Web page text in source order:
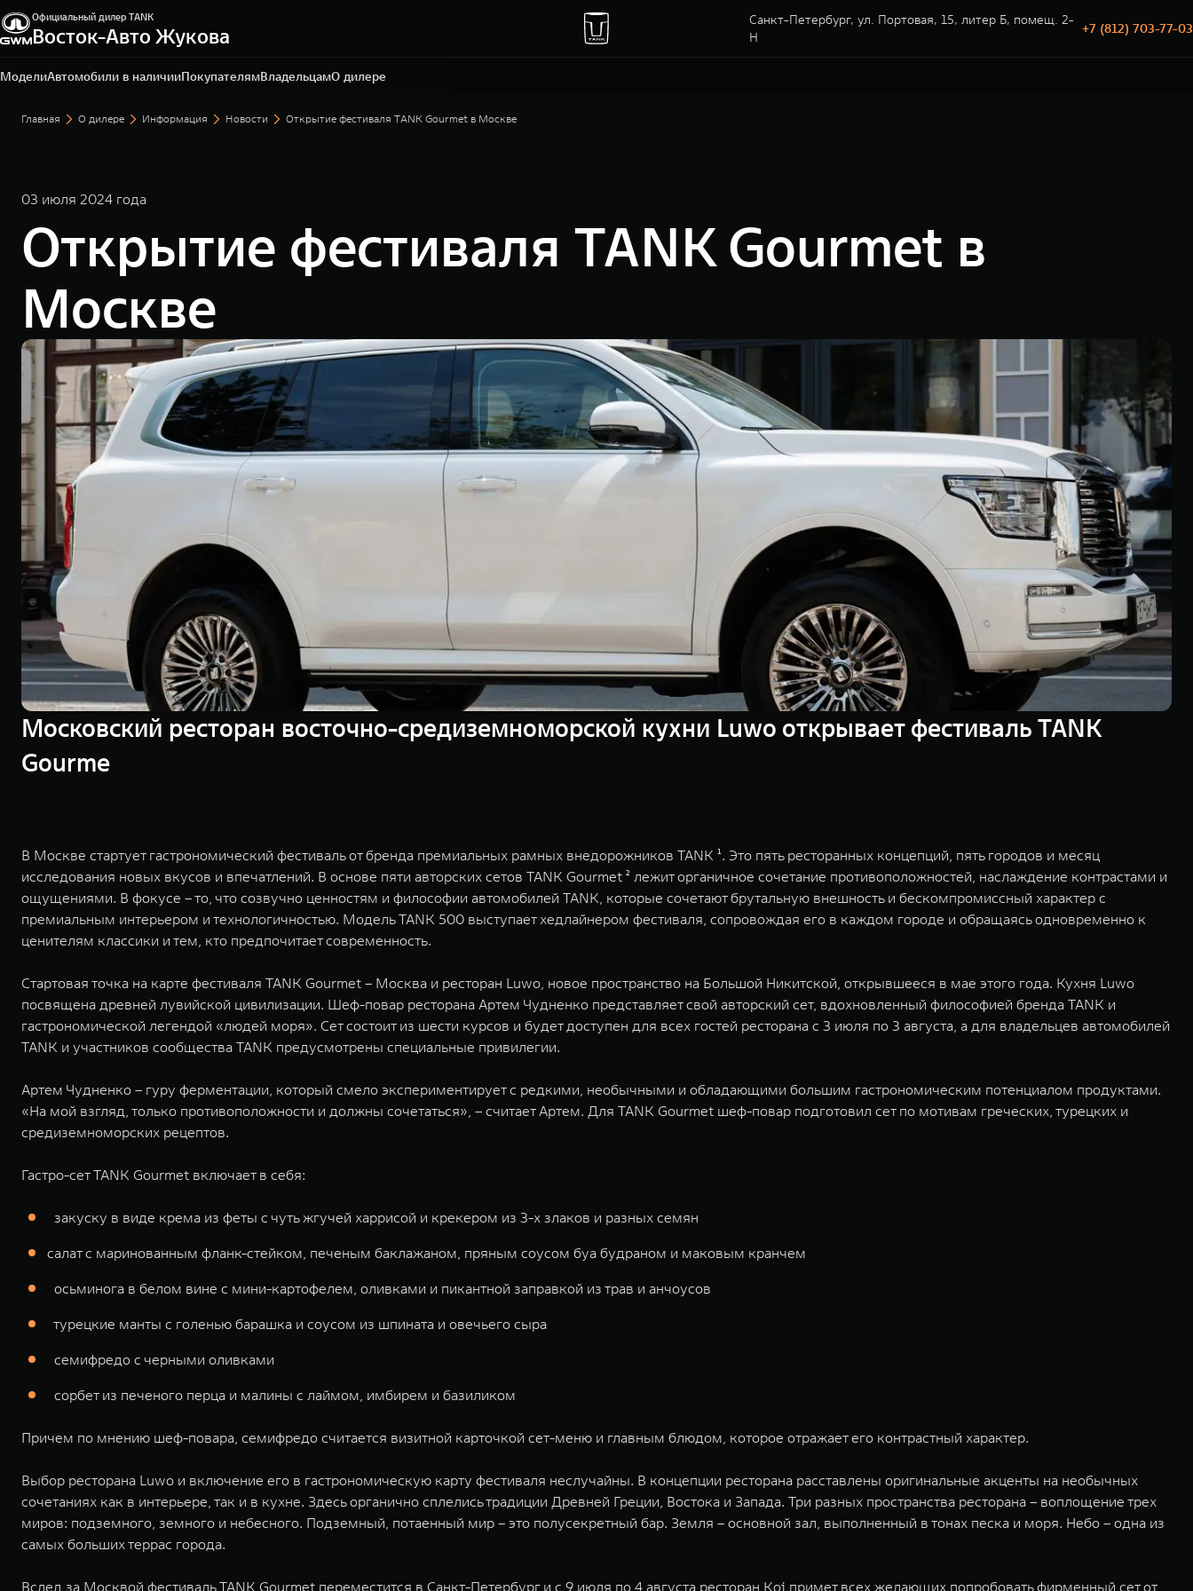
Официальный дилер TANK
Восток-Авто Жукова
Санкт-Петербург, ул. Портовая, 15, литер Б, помещ. 2-
Н
+7 (812) 703-77-03
МоделиАвтомобили в наличииПокупателямВладельцамО дилере
Санкт-Петербург, ул. Портовая, 15, литер Б, помещ. 2-
Н
+7 (812) 703-77-03
Главная О дилере Информация Новости Открытие фестиваля TANK Gourmet в Москве
03 июля 2024 года
Открытие фестиваля TANK Gourmet в
Москве
Московский ресторан восточно-средиземноморской кухни Luwo открывает фестиваль TANK
Gourme
В Москве стартует гастрономический фестиваль от бренда премиальных рамных внедорожников TANK ¹. Это пять ресторанных концепций, пять городов и месяц
исследования новых вкусов и впечатлений. В основе пяти авторских сетов TANK Gourmet ² лежит органичное сочетание противоположностей, наслаждение контрастами и
ощущениями. В фокусе – то, что созвучно ценностям и философии автомобилей TANK, которые сочетают брутальную внешность и бескомпромиссный характер с
премиальным интерьером и технологичностью. Модель TANK 500 выступает хедлайнером фестиваля, сопровождая его в каждом городе и обращаясь одновременно к
ценителям классики и тем, кто предпочитает современность.
Стартовая точка на карте фестиваля TANK Gourmet – Москва и ресторан Luwo, новое пространство на Большой Никитской, открывшееся в мае этого года. Кухня Luwo
посвящена древней лувийской цивилизации. Шеф-повар ресторана Артем Чудненко представляет свой авторский сет, вдохновленный философией бренда TANK и
гастрономической легендой «людей моря». Сет состоит из шести курсов и будет доступен для всех гостей ресторана с 3 июля по 3 августа, а для владельцев автомобилей
TANK и участников сообщества TANK предусмотрены специальные привилегии.
Артем Чудненко – гуру ферментации, который смело экспериментирует с редкими, необычными и обладающими большим гастрономическим потенциалом продуктами.
«На мой взгляд, только противоположности и должны сочетаться», – считает Артем. Для TANK Gourmet шеф-повар подготовил сет по мотивам греческих, турецких и
средиземноморских рецептов.
Гастро-сет TANK Gourmet включает в себя:
закуску в виде крема из феты с чуть жгучей харрисой и крекером из 3-х злаков и разных семян
салат с маринованным фланк-стейком, печеным баклажаном, пряным соусом буа будраном и маковым кранчем
осьминога в белом вине с мини-картофелем, оливками и пикантной заправкой из трав и анчоусов
турецкие манты с голенью барашка и соусом из шпината и овечьего сыра
семифредо с черными оливками
сорбет из печеного перца и малины с лаймом, имбирем и базиликом
Причем по мнению шеф-повара, семифредо считается визитной карточкой сет-меню и главным блюдом, которое отражает его контрастный характер.
Выбор ресторана Luwo и включение его в гастрономическую карту фестиваля неслучайны. В концепции ресторана расставлены оригинальные акценты на необычных
сочетаниях как в интерьере, так и в кухне. Здесь органично сплелись традиции Древней Греции, Востока и Запада. Три разных пространства ресторана – воплощение трех
миров: подземного, земного и небесного. Подземный, потаенный мир – это полусекретный бар. Земля – основной зал, выполненный в тонах песка и моря. Небо – одна из
самых больших террас города.
Вслед за Москвой фестиваль TANK Gourmet переместится в Санкт-Петербург и с 9 июля по 4 августа ресторан Koi примет всех желающих попробовать фирменный сет от